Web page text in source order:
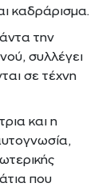
καδράρισμα.
την
συλλέγει
σε τέχνη
και η
που